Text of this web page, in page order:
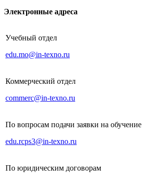
Электронные адреса
Учебный отдел
edu.mo@in-texno.ru
Коммерческий отдел
commerc@in-texno.ru
По вопросам подачи заявки на обучение
edu.rcps3@in-texno.ru
По юридическим договорам